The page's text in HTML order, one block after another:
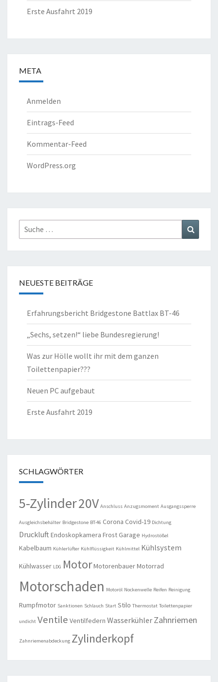
Erste Ausfahrt 2019
META
Anmelden
Eintrags-Feed
Kommentar-Feed
WordPress.org
Suche
nach:
NEUESTE BEITRÄGE
Erfahrungsbericht Bridgestone Battlax BT-46
„Sechs, setzen!“ liebe Bundesregierung!
Was zur Hölle wollt ihr mit dem ganzen
Toilettenpapier???
Neuen PC aufgebaut
Erste Ausfahrt 2019
SCHLAGWÖRTER
5-Zylinder20V Anschluss Anzugsmoment Ausgangssperre
Ausgleichsbehälter Bridgestone BT-46 Corona Covid-19 Dichtung
Druckluft Endoskopkamera Frost Garage Hydrostößel
Kabelbaum Kühlerlüfter Kühlflüssigkeit Kühlmittel Kühlsystem
Kühlwasser LDG MotorMotorenbauerMotorrad
Motorschaden Motoröl Nockenwelle Reifen Reinigung
Rumpfmotor Sanktionen Schlauch Start Stilo Thermostat Toilettenpapier
undicht Ventile Ventilfedern Wasserkühler Zahnriemen
Zahnriemenabdeckung Zylinderkopf